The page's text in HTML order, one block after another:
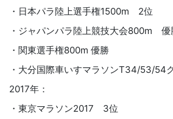
・日本パラ陸上選手権1500m 2位
・ジャパンパラ陸上競技大会800m 優
・関東選手権800m 優勝
・大分国際車いすマラソンT34/53/
2017年：
・東京マラソン2017 3位